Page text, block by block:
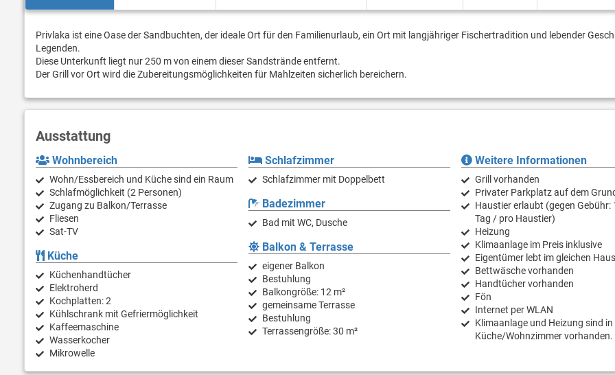
Privlaka ist eine Oase der Sandbuchten, der ideale Ort für den Familienurlaub, ein Ort mit langjähriger Fischertradition und lebender
Legenden.
Diese Unterkunft liegt nur 250 m von einem dieser Sandstrände entfernt.
Der Grill vor Ort wird die Zubereitungsmöglichkeiten für Mahlzeiten sicherlich bereichern.
Ausstattung
Wohnbereich
Wohn/Essbereich und Küche sind ein Raum
Schlafmöglichkeit (2 Personen)
Zugang zu Balkon/Terrasse
Fliesen
Sat-TV
Küche
Küchenhandtücher
Elektroherd
Kochplatten: 2
Kühlschrank mit Gefriermöglichkeit
Kaffeemaschine
Wasserkocher
Mikrowelle
Schlafzimmer
Schlafzimmer mit Doppelbett
Badezimmer
Bad mit WC, Dusche
Balkon & Terrasse
eigener Balkon
Bestuhlung
Balkongröße: 12 m²
gemeinsame Terrasse
Bestuhlung
Terrassengröße: 30 m²
Weitere Informationen
Grill vorhanden
Privater Parkplatz auf dem
Haustier erlaubt (gegen Gebühr:
Tag / pro Haustier)
Heizung
Klimaanlage im Preis inklusive
Eigentümer lebt im gleichen Haus
Bettwäsche vorhanden
Handtücher vorhanden
Fön
Internet per WLAN
Klimaanlage und Heizung sind in
Küche/Wohnzimmer vorhanden.